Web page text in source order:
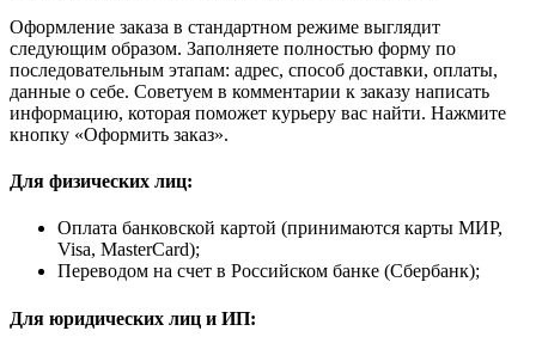
Оформление заказа в стандартном режиме выглядит
следующим образом. Заполняете полностью форму по
последовательным этапам: адрес, способ доставки, оплаты,
данные о себе. Советуем в комментарии к заказу написать
информацию, которая поможет курьеру вас найти. Нажмите
кнопку «Оформить заказ».
Для физических лиц:
Оплата банковской картой (принимаются карты МИР,
Visa, MasterCard);
Переводом на счет в Российском банке (Сбербанк);
Для юридических лиц и ИП: